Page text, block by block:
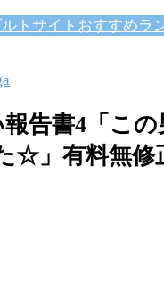
トサイトおすすめラ
告書4「この
☆」有料無修